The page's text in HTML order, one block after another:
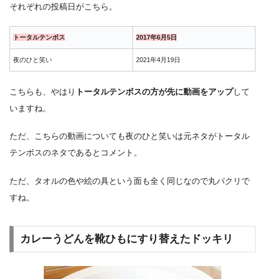
それぞれの投稿日がこちら。
トータルテンボス 2017年6月5日
夜のひと笑い 2021年4月19日
こちらも、やはり トータルテンボスの方が先に動画をアップして
いますね。
ただ、こちらの動画についても夜のひと笑いは元ネタがトータル
テンボスのネタであるとコメント。
ただ、タオルの色や絵の具という面も全く同じなので丸パクリで
すね。
カレーうどんを靴ひもにすり替えたドッキリ